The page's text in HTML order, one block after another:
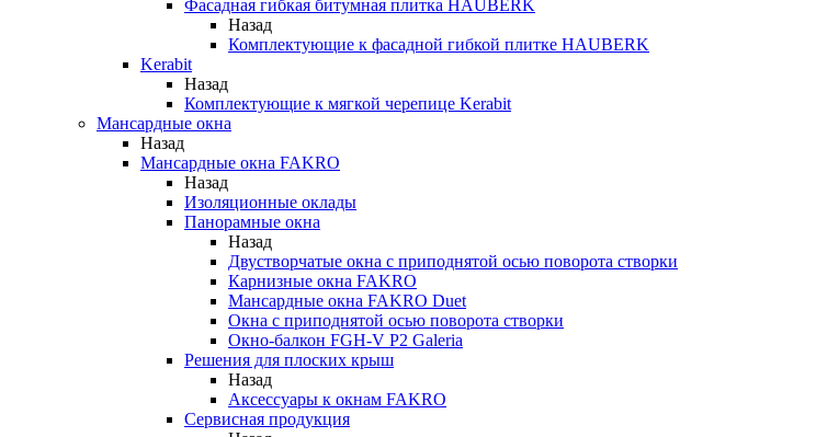
Фасадная гибкая битумная плитка HAUBERK
Назад
Комплектующие к фасадной гибкой плитке HAUBERK
Kerabit
Назад
Комплектующие к мягкой черепице Kerabit
Мансардные окна
Назад
Мансардные окна FAKRO
Назад
Изоляционные оклады
Панорамные окна
Назад
Двустворчатые окна с приподнятой осью поворота створки
Карнизные окна FAKRO
Мансардные окна FAKRO Duet
Окна с приподнятой осью поворота створки
Окно-балкон FGH-V P2 Galeria
Решения для плоских крыш
Назад
Аксессуары к окнам FAKRO
Сервисная продукция